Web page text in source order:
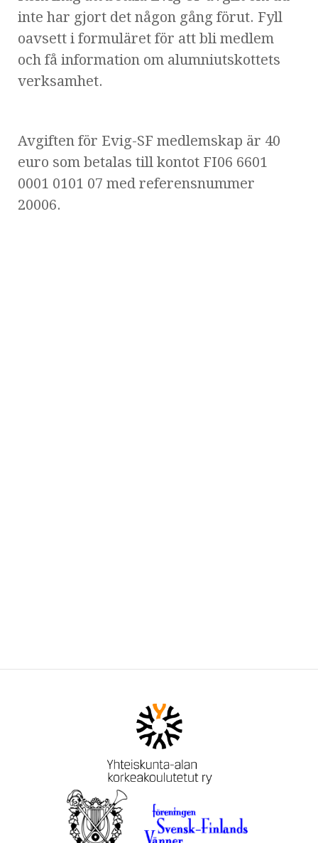
inte har gjort det någon gång förut. Fyll
oavsett i formuläret för att bli medlem
och få information om alumniutskottets
verksamhet.
Avgiften för Evig-SF medlemskap är 40
euro som betalas till kontot FI06 6601
0001 0101 07 med referensnummer
20006.